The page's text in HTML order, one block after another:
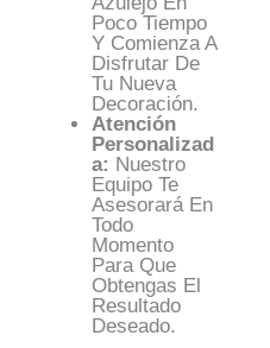
Poco Tiempo
Y Comienza A
Disfrutar De
Tu Nueva
Decoración.
Atención
Personalizad
A: Nuestro
Equipo Te
Asesorará En
Todo
Momento
Para Que
Obtengas El
Resultado
Deseado.